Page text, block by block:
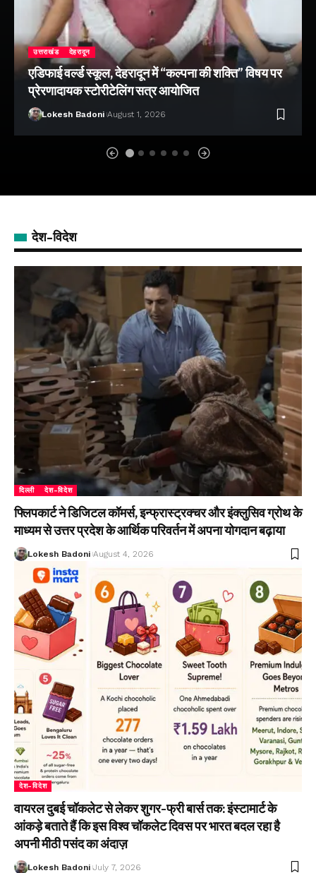
उत्तराखंड देहरादून
एडिफाई वर्ल्ड स्कूल, देहरादून में “कल्पना की शक्ति” विषय पर
प्रेरणादायक स्टोरीटेलिंग सत्र आयोजित
Lokesh Badoni August 1, 2026
देश-विदेश
दिल्ली देश-विदेश
फ्लिपकार्ट ने डिजिटल कॉमर्स, इन्फ्रास्ट्रक्चर और इंक्लुसिव ग्रोथ के
माध्यम से उत्तर प्रदेश के आर्थिक परिवर्तन में अपना योगदान बढ़ाया
Lokesh Badoni August 4, 2026
देश-विदेश
वायरल दुबई चॉकलेट से लेकर शुगर-फ्री बार्स तक: इंस्टामार्ट के
आंकड़े बताते हैं कि इस विश्व चॉकलेट दिवस पर भारत बदल रहा है
अपनी मीठी पसंद का अंदाज़
Lokesh Badoni July 7, 2026